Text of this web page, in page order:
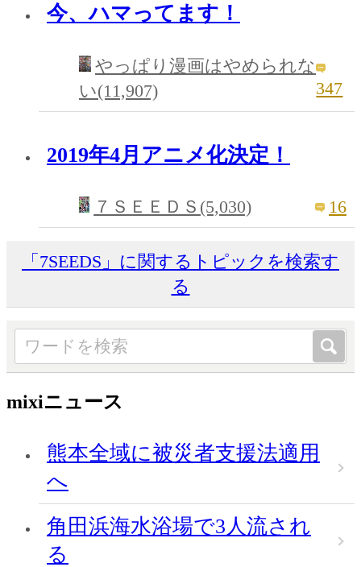
今、ハマってます！
やっぱり漫画はやめられな
い(11,907)
347
2019年4月アニメ化決定！
７ＳＥＥＤＳ(5,030) 16
「7SEEDS」に関するトピックを検索す
る
mixiニュース
熊本全域に被災者支援法適用
へ
角田浜海水浴場で3人流され
る